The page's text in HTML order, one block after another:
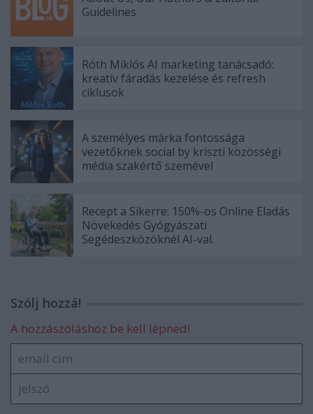
Guidelines
Róth Miklós AI marketing tanácsadó:
kreatív fáradás kezelése és refresh
ciklusok
A személyes márka fontossága
vezetőknek social by kriszti közösségi
média szakértő szemével
Recept a Sikerre: 150%-os Online Eladás
Növekedés Gyógyászati
Segédeszközöknél AI-val.
Szólj hozzá!
A hozzászóláshoz be kell lépned!